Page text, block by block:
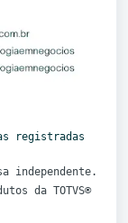
registradas
independente.
da TOTVS®️